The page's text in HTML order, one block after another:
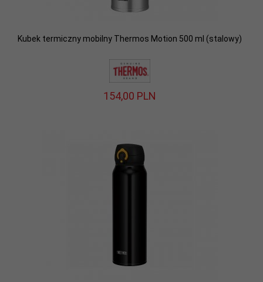
Kubek termiczny mobilny Thermos Motion 500 ml (stalowy)
154,00 PLN